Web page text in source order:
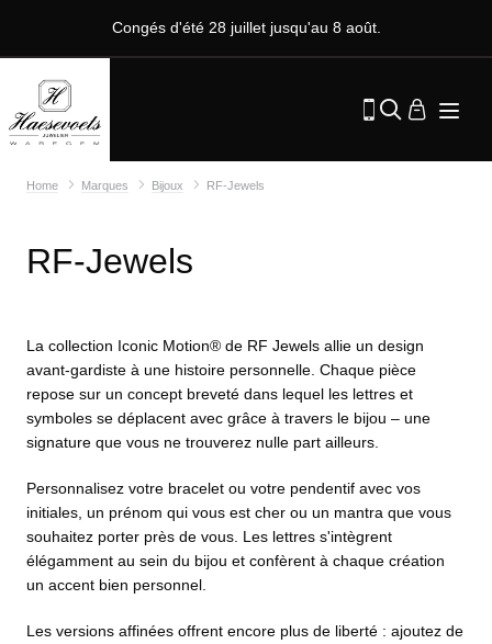
Congés d'été 28 juillet jusqu'au 8 août.
Home Marques Bijoux RF-Jewels
RF-Jewels
La collection Iconic Motion® de RF Jewels allie un design
avant-gardiste à une histoire personnelle. Chaque pièce
repose sur un concept breveté dans lequel les lettres et
symboles se déplacent avec grâce à travers le bijou – une
signature que vous ne trouverez nulle part ailleurs.
Personnalisez votre bracelet ou votre pendentif avec vos
initiales, un prénom qui vous est cher ou un mantra que vous
souhaitez porter près de vous. Les lettres s'intègrent
élégamment au sein du bijou et confèrent à chaque création
un accent bien personnel.
Les versions affinées offrent encore plus de liberté : ajoutez de